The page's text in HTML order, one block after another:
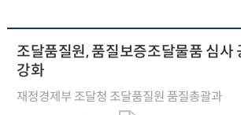
조달품질원, 품질보증조달물품 심사
강화
재정경제부 조달청 조달품질원 품질총괄과